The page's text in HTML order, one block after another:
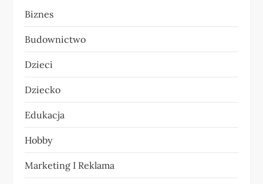
j
a
w
p
i
s
u
Biznes
Budownictwo
Dzieci
Dziecko
Edukacja
Hobby
Marketing I Reklama